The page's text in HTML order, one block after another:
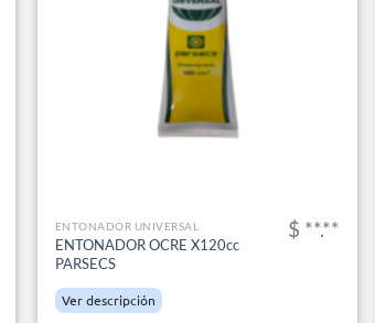
ENTONADOR UNIVERSAL
ENTONADOR OCRE X120cc
PARSECS
Ver descripción
$ **.**